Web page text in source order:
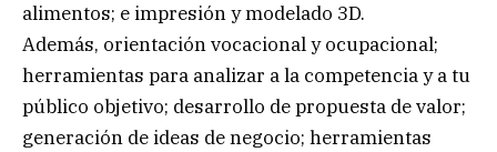
alimentos; e impresión y modelado 3D.
Además, orientación vocacional y ocupacional;
herramientas para analizar a la competencia y a tu
público objetivo; desarrollo de propuesta de valor;
generación de ideas de negocio; herramientas